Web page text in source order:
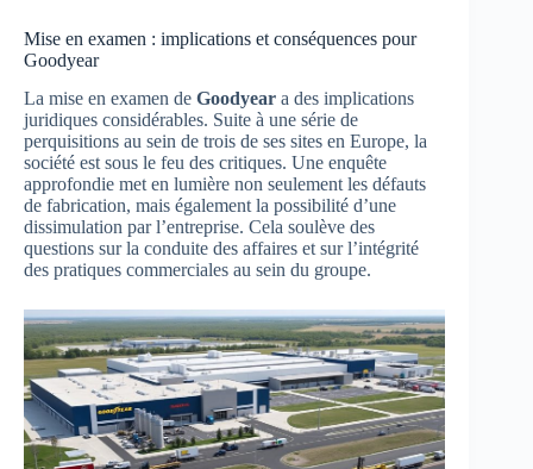
Mise en examen : implications et conséquences pour
Goodyear
La mise en examen de Goodyear a des implications
juridiques considérables. Suite à une série de
perquisitions au sein de trois de ses sites en Europe, la
société est sous le feu des critiques. Une enquête
approfondie met en lumière non seulement les défauts
de fabrication, mais également la possibilité d’une
dissimulation par l’entreprise. Cela soulève des
questions sur la conduite des affaires et sur l’intégrité
des pratiques commerciales au sein du groupe.